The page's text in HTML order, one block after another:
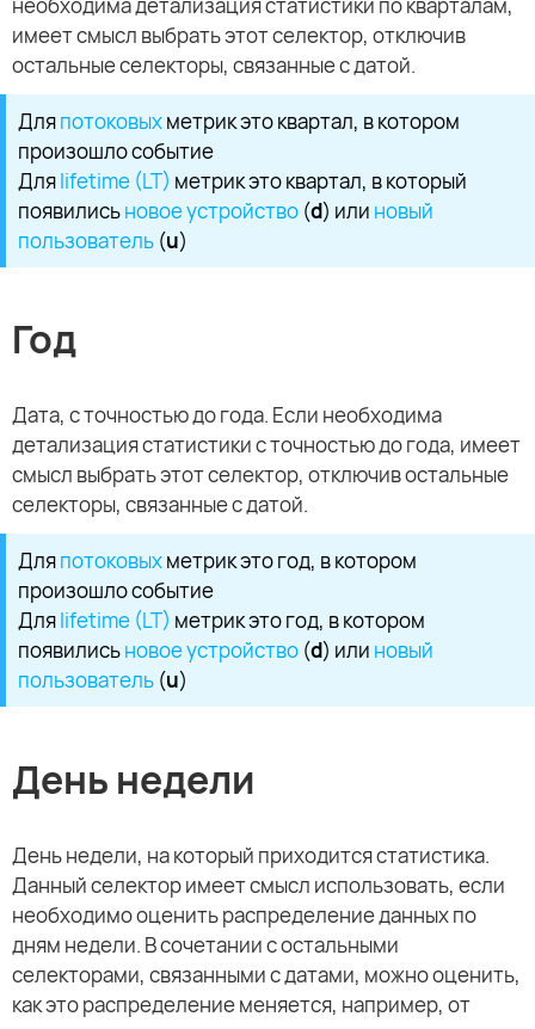
имеет смысл выбрать этот селектор, отключив
остальные селекторы, связанные с датой.
Дляпотоковыхметрик это квартал, в котором
произошло событие
Дляlifetime (LT) метрик это квартал, в который
появилисьновое устройство (d) или новый
пользователь (u)
Год
Дата, с точностью до года. Если необходима
детализация статистики с точностью до года, имеет
смысл выбрать этот селектор, отключив остальные
селекторы, связанные с датой.
Дляпотоковыхметрик это год, в котором
произошло событие
Дляlifetime (LT) метрик это год, в котором
появилисьновое устройство (d) или новый
пользователь (u)
День недели
День недели, на который приходится статистика.
Данный селектор имеет смысл использовать, если
необходимо оценить распределение данных по
дням недели. В сочетании с остальными
селекторами, связанными с датами, можно оценить,
как это распределение меняется, например, от